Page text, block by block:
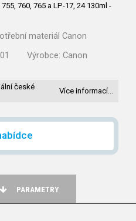
760, 765 a LP-17, 24 130ml -
materiál Canon
Výrobce: Canon
české
Více informací…
PARAMETRY